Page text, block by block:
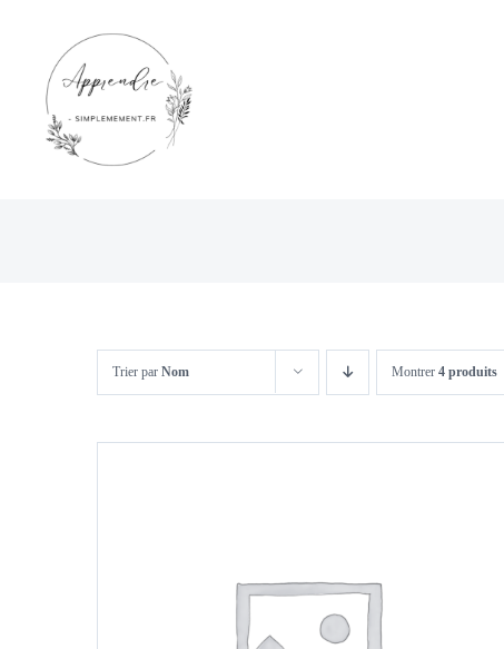
contenu
Trier par Nom Montrer 4 produits